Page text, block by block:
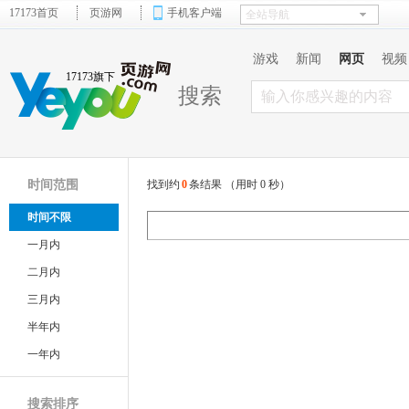
17173首页 页游网 手机客户端
17173旗下
游戏 新闻 网页 视频
搜索
时间范围
时间不限
一月内
二月内
三月内
半年内
一年内
搜索排序
找到约 0条结果 （用时 0 秒）